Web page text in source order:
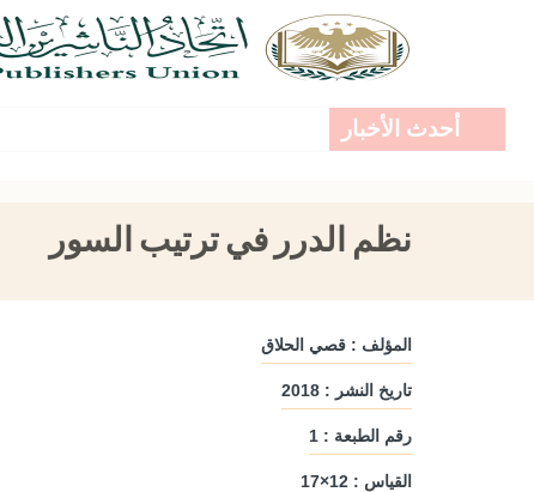
أحدث الأخبار
نظم الدرر في ترتيب السور
المؤلف : قصي الحلاق
تاريخ النشر : 2018
رقم الطبعة : 1
القياس : 12×17